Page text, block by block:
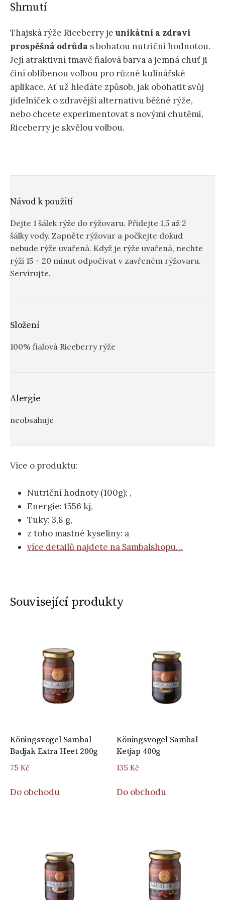
Shrnutí
Thajská rýže Riceberry jeunikátní a zdraví
prospěšná odrůda s bohatou nutriční hodnotou.
Její atraktivní tmavě fialová barva a jemná chuť ji
činí oblíbenou volbou pro různé kulinářské
aplikace. Ať už hledáte způsob, jak obohatit svůj
jídelníček o zdravější alternativu běžné rýže,
nebo chcete experimentovat s novými chutěmi,
Riceberry je skvělou volbou.
Návod k použití
Dejte 1 šálek rýže do rýžovaru. Přidejte 1,5 až 2
šálky vody. Zapněte rýžovar a počkejte dokud
nebude rýže uvařená. Když je rýže uvařená, nechte
rýži 15 – 20 minut odpočívat v zavřeném rýžovaru.
Servírujte.
Složení
100% fialová Riceberry rýže
Alergie
neobsahuje
Více o produktu:
Nutriční hodnoty (100g): ,
Energie: 1556 kj,
Tuky: 3,8 g,
z toho mastné kyseliny: a
více detailů najdete na Sambalshopu…
Související produkty
Köningsvogel Sambal
Badjak Extra Heet 200g
75 Kč
Do obchodu
Köningsvogel Sambal
Ketjap 400g
135Kč
Do obchodu